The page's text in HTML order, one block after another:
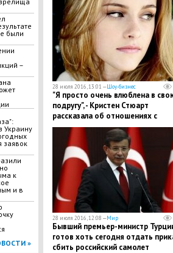
были
–
Украину
заявок
к
и в
»
28 июля 2016, 13:01 —Шоу-бизнес
"Я просто очень влюблена в
подругу", - Кристен Стюарт
рассказала об отношениях с
девушкой
28 июля 2016, 12:08 —Мир
Бывший премьер-министр
готов хоть сегодня отдать
сбить российский самолет